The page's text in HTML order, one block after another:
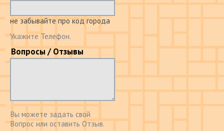
не забывайте про код города
Укажите Телефон.
Вопросы / Отзывы
Вы можете задать свой
Вопрос или оставить Отзыв.